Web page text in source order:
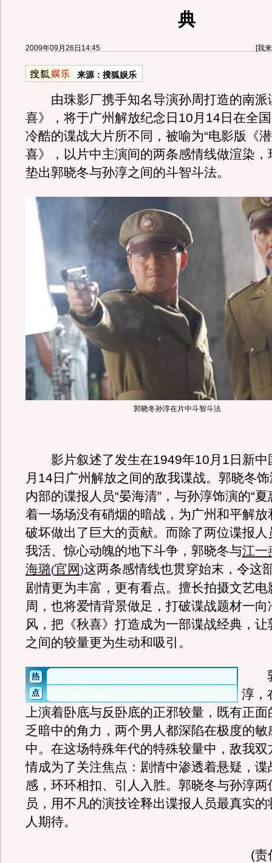
典
2009年09月26日14:45 [我
来源： 搜狐娱乐
由珠影厂携手知名导演孙周打造的南派
喜》，将于广州解放纪念日10月14日在全
冷酷的谍战大片所不同，被喻为“电影版《
喜》，以片中主演间的两条感情线做渲染，
垫出郭晓冬与孙淳之间的斗智斗法。
郭晓冬孙淳在片中斗智斗法
影片叙述了发生在1949年10月1日新中
月14日广州解放之间的敌我谍战。郭晓冬
内部的谍报人员“晏海清”，与孙淳饰演的“夏
着一场场没有硝烟的暗战，为广州和平解放
破坏做出了巨大的贡献。而除了两位谍报人
我活、惊心动魄的地下斗争，郭晓冬与江一
海璐(官网)这两条感情线也贯穿始末，令这
剧情更为丰富，更有看点。擅长拍摄文艺电
周，也将爱情背景做足，打破谍战题材一
风，把《秋喜》打造成为一部谍战经典，
之间的较量更为生动和吸引。
郭
淳，
上演着卧底与反卧底的正邪较量，既有正面
乏暗中的角力，两个男人都深陷在极度的敏
中。在这场特殊年代的特殊较量中，敌我双
情成为了关注焦点：剧情中渗透着悬疑，谍
感，环环相扣、引人入胜。郭晓冬与孙淳两
员，用不凡的演技诠释出谍报人员最真实
人期待。
(责